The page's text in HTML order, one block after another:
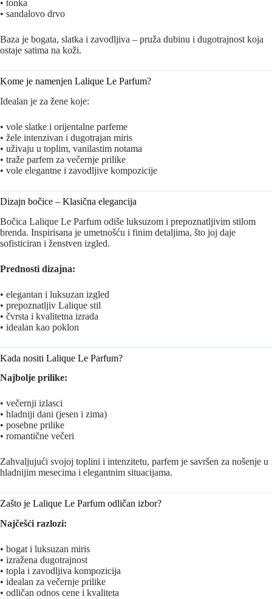
• tonka
• sandalovo drvo
Baza je bogata, slatka i zavodljiva – pruža dubinu i dugotrajnost koja
ostaje satima na koži.
Kome je namenjen Lalique Le Parfum?
Idealan je za žene koje:
• vole slatke i orijentalne parfeme
• žele intenzivan i dugotrajan miris
• uživaju u toplim, vanilastim notama
• traže parfem za večernje prilike
• vole elegantne i zavodljive kompozicije
Dizajn bočice – Klasična elegancija
Bočica Lalique Le Parfum odiše luksuzom i prepoznatljivim stilom
brenda. Inspirisana je umetnošću i finim detaljima, što joj daje
sofisticiran i ženstven izgled.
Prednosti dizajna:
• elegantan i luksuzan izgled
• prepoznatljiv Lalique stil
• čvrsta i kvalitetna izrada
• idealan kao poklon
Kada nositi Lalique Le Parfum?
Najbolje prilike:
• večernji izlasci
• hladniji dani (jesen i zima)
• posebne prilike
• romantične večeri
Zahvaljujući svojoj toplini i intenzitetu, parfem je savršen za nošenje u
hladnijim mesecima i elegantnim situacijama.
Zašto je Lalique Le Parfum odličan izbor?
Najčešći razlozi:
• bogat i luksuzan miris
• izražena dugotrajnost
• topla i zavodljiva kompozicija
• idealan za večernje prilike
• odličan odnos cene i kvaliteta